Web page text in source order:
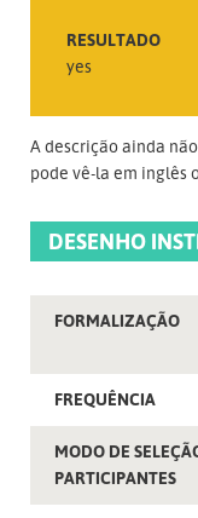
RESULTADO
yes
A descrição ainda
pode vê-la em inglês
DESENHO
FORMALIZAÇÃO
FREQUÊNCIA
MODO DE
PARTICIPANTES